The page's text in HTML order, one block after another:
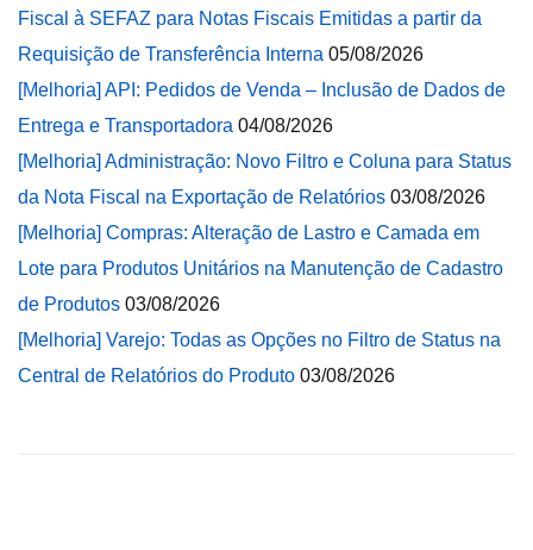
Fiscal à SEFAZ para Notas Fiscais Emitidas a partir da
Requisição de Transferência Interna 05/08/2026
[Melhoria] API: Pedidos de Venda – Inclusão de Dados de
Entrega e Transportadora 04/08/2026
[Melhoria] Administração: Novo Filtro e Coluna para Status
da Nota Fiscal na Exportação de Relatórios 03/08/2026
[Melhoria] Compras: Alteração de Lastro e Camada em
Lote para Produtos Unitários na Manutenção de Cadastro
de Produtos 03/08/2026
[Melhoria] Varejo: Todas as Opções no Filtro de Status na
Central de Relatórios do Produto 03/08/2026